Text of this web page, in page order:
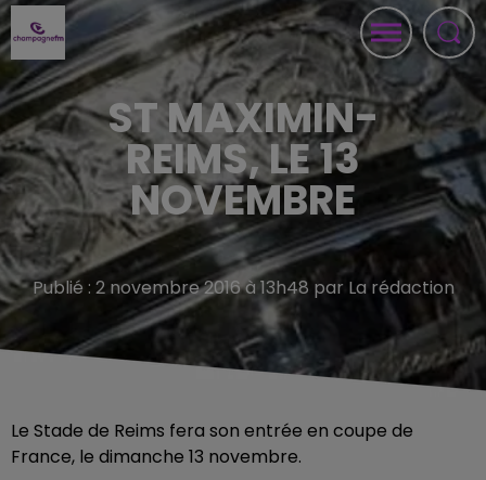
ST MAXIMIN-
REIMS, LE 13
NOVEMBRE
Publié : 2 novembre 2016 à 13h48 par La rédaction
Le Stade de Reims fera son entrée en coupe de
France, le dimanche 13 novembre.